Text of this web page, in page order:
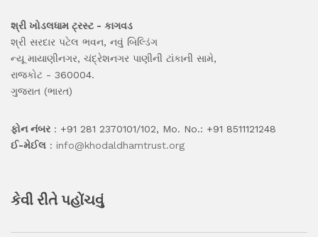
શ્રી ખોડલધામ ટ્રસ્ટ - કાગવડ
શ્રી સરદાર પટેલ ભવન, નવું બિલ્ડિંગ
ન્યૂ માયાણીનગર, ચંદ્રેશનગર પાણીની ટાંકાની સામે,
રાજકોટ - 360004.
ગુજરાત (ભારત)
ફોન નંબર: +91 281 2370101/102, Mo. No.: +91 8511121248
ઈ-મેઈલ : info@khodaldhamtrust.org
કેવી રીતે પહોંચવું